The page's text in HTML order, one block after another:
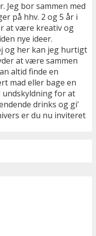
Jeg bor sammen med
på hhv. 2 og 5 år i
at være kreativ og
nye ideer.
og her kan jeg hurtigt
at være sammen
altid finde en
mad eller bage en
undskyldning for at
drinks og gi'
er du nu inviteret